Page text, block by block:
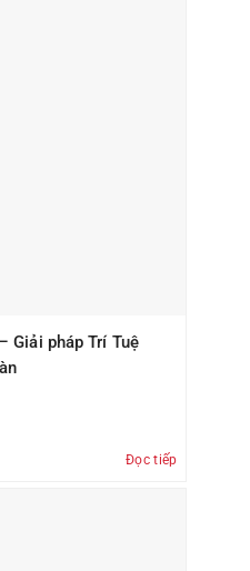
Giải pháp Trí Tuệ
Đọc tiếp